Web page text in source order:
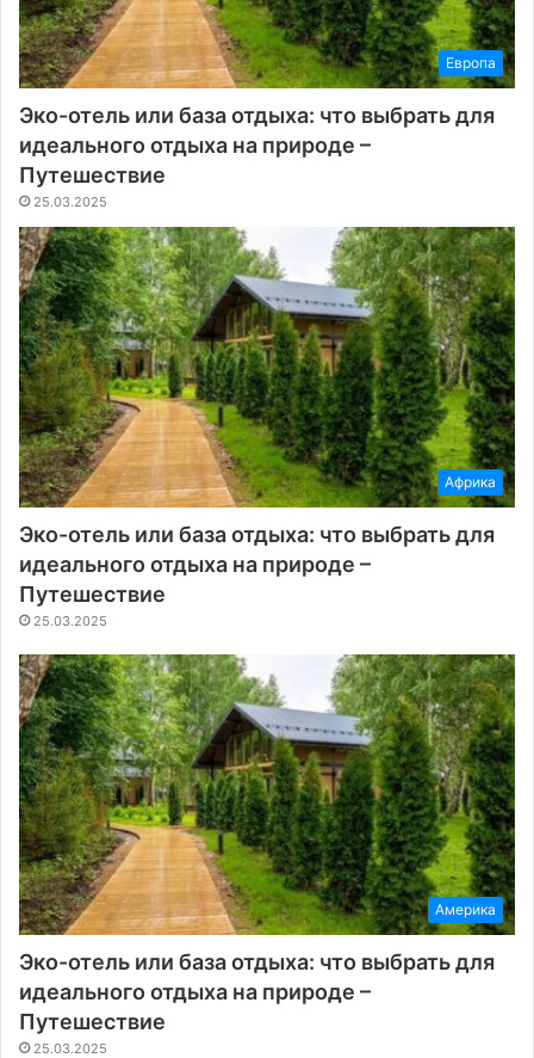
Европа
Эко-отель или база отдыха: что выбрать для
идеального отдыха на природе –
Путешествие
25.03.2025
Африка
Эко-отель или база отдыха: что выбрать для
идеального отдыха на природе –
Путешествие
25.03.2025
Америка
Эко-отель или база отдыха: что выбрать для
идеального отдыха на природе –
Путешествие
25.03.2025